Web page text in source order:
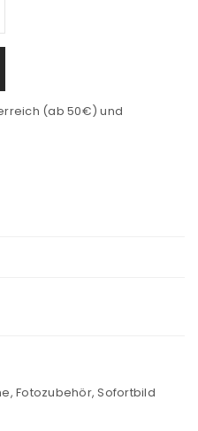
(ab 50€) und
, Fotozubehör,Sofortbild